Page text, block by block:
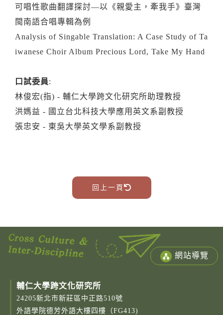
可唱性歌曲翻譯探討—以《親愛主，牽我手》臺灣
閩南語合唱專輯為例
Analysis of Singable Translation: A Case Study of Ta
iwanese Choir Album Precious Lord, Take My Hand
口試委員:
林俊宏(指) - 輔仁大學跨文化研究所助理教授
洪媽益 - 國立台北科技大學應用英文系副教授
張忠安 - 東吳大學英文學系副教授
回上一頁
網站導覽
輔仁大學跨文化研究所
24205新北市新莊區中正路510號
外語學院德芳外語大樓四樓（FG413)